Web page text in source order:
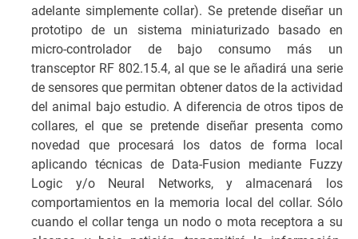
adelante simplemente collar). Se pretende diseñar un
prototipo de un sistema miniaturizado basado en
micro-controlador de bajo consumo más un
transceptor RF 802.15.4, al que se le añadirá una serie
de sensores que permitan obtener datos de la actividad
del animal bajo estudio. A diferencia de otros tipos de
collares, el que se pretende diseñar presenta como
novedad que procesará los datos de forma local
aplicando técnicas de Data-Fusion mediante Fuzzy
Logic y/o Neural Networks, y almacenará los
comportamientos en la memoria local del collar. Sólo
cuando el collar tenga un nodo o mota receptora a su